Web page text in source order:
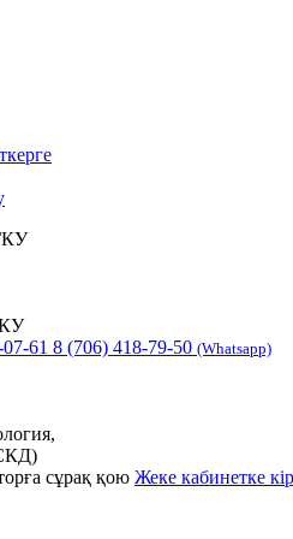
61 8 (706) 418-79-50 (Whatsapp)
сұрақ қою Жеке кабинетке